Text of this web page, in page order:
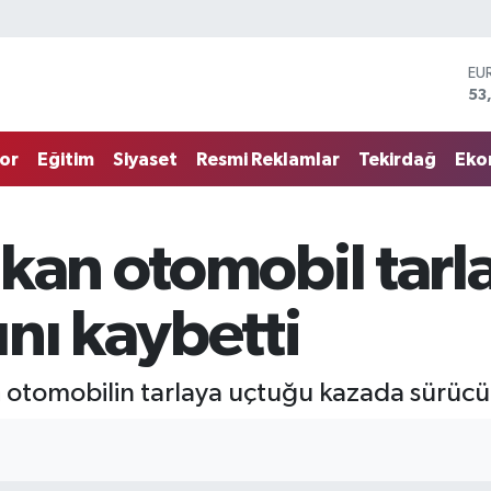
Eğitim Siyaset Resmi Reklamlar Tekirdağ
otomobil
kaybetti
otomobilin tarlaya uçtuğu kazada sürücü